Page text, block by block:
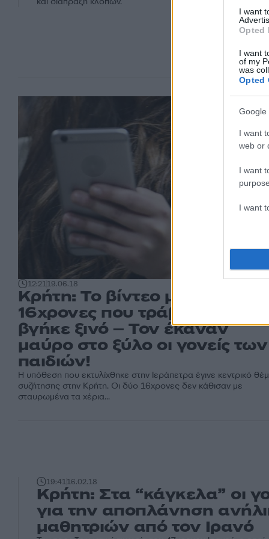
I want
Opted
I want
of my
was
Opted
Google
I want
web or
I want
I want
12:2119.06.18
Κρήτη: Το βίντεο με τις
16χρονες που τράβηξε του
βγήκε ξινό – Τον έκαναν
μαύρο στο ξύλο οι γονείς των
παιδιών!
Η υπόθεση που εκτυλίχθηκε στην Ιεράπετρα έγινε κεντρικό
συζήτησης στην Κρήτη. Οι δύο 16χρονες δεν κάθισαν με
σταυρωμένα τα χέρια...
19:4116.02.18
Κρήτη: Στα “κάγκελα” οι
για την αποπλάνηση
μαθητριών από τον Ιρανό